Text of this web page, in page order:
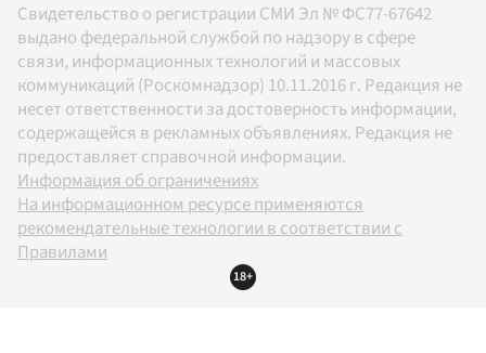
Свидетельство о регистрации СМИ Эл № ФС77-67642
выдано федеральной службой по надзору в сфере
связи, информационных технологий и массовых
коммуникаций (Роскомнадзор) 10.11.2016 г. Редакция не
несет ответственности за достоверность информации,
содержащейся в рекламных объявлениях. Редакция не
предоставляет справочной информации.
Информация об ограничениях
На информационном ресурсе применяются
рекомендательные технологии в соответствии с
Правилами
18+